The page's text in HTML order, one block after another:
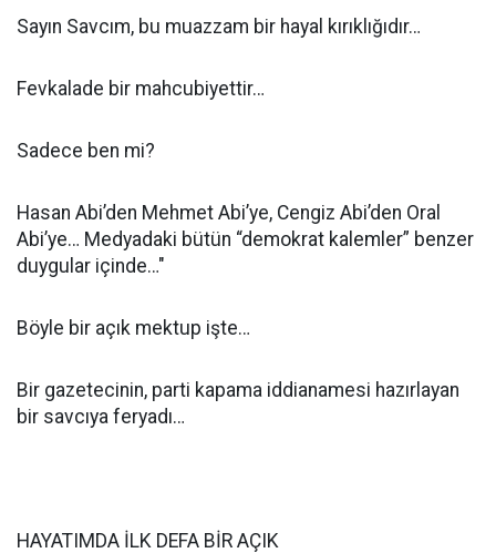
Sayın Savcım, bu muazzam bir hayal kırıklığıdır…
Fevkalade bir mahcubiyettir…
Sadece ben mi?
Hasan Abi’den Mehmet Abi’ye, Cengiz Abi’den Oral
Abi’ye… Medyadaki bütün “demokrat kalemler” benzer
duygular içinde…"
Böyle bir açık mektup işte…
Bir gazetecinin, parti kapama iddianamesi hazırlayan
bir savcıya feryadı…
HAYATIMDA İLK DEFA BİR AÇIK